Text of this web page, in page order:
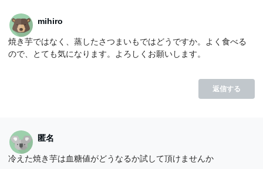
mihiro
焼き芋ではなく、蒸したさつまいもではどうですか。よく食べる
ので、とても気になります。よろしくお願いします。
返信する
匿名
冷えた焼き芋は血糖値がどうなるか試して頂けませんか